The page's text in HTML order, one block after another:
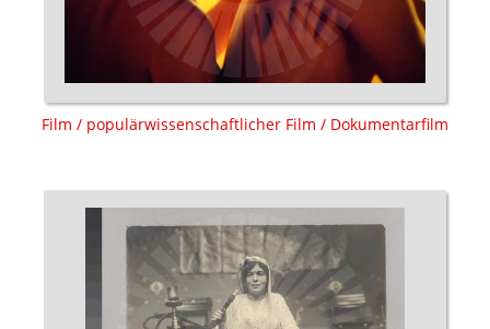
Film / populärwissenschaftlicher Film / Dokumentarfilm